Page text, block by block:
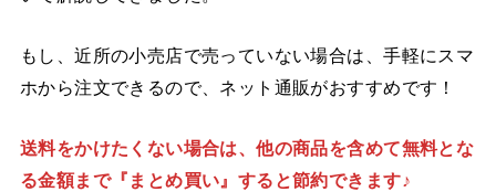
もし、近所の小売店で売っていない場合は、手軽にスマ
ホから注文できるので、ネット通販がおすすめです！
送料をかけたくない場合は、他の商品を含めて無料とな
る金額まで『まとめ買い』すると節約できます♪